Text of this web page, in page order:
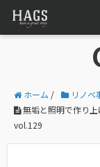
ホーム / リノベ
無垢と照明で作り
vol.129